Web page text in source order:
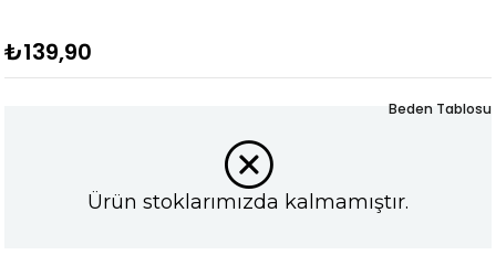
₺139,90
Ürün stoklarımızda kalmamıştır.
Beden Tablosu